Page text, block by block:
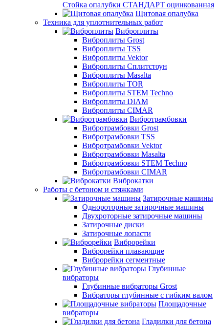
Стойка опалубки СТАНДАРТ оцинкованная
Щитовая опалубка
Техника для уплотнительных работ
Виброплиты
Виброплиты Grost
Виброплиты TSS
Виброплиты Vektor
Виброплиты Сплитстоун
Виброплиты Masalta
Виброплиты TOR
Виброплиты STEM Techno
Виброплиты DIAM
Виброплиты CIMAR
Вибротрамбовки
Вибротрамбовки Grost
Вибротрамбовки TSS
Вибротрамбовки Vektor
Вибротрамбовки Masalta
Вибротрамбовки STEM Techno
Вибротрамбовки CIMAR
Виброкатки
Работы с бетоном и стяжками
Затирочные машины
Однороторные затирочные машины
Двухроторные затирочные машины
Затирочные диски
Затирочные лопасти
Виброрейки
Виброрейки плавающие
Виброрейки сегментные
Глубинные
вибраторы
Глубинные вибраторы Grost
Вибраторы глубинные с гибким валом
Площадочные
вибраторы
Гладилки для бетона